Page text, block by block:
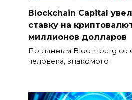
Blockchain Capital
ставку на
миллионов долларов
По данным Bloomberg со
человека, знакомого